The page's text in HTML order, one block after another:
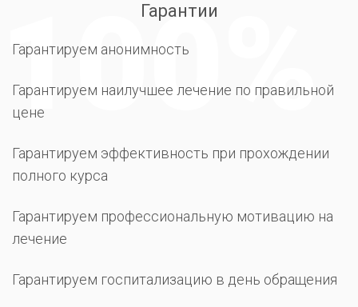
Гарантии
Гарантируем анонимность
Гарантируем наилучшее лечение по правильной
цене
Гарантируем эффективность при прохождении
полного курса
Гарантируем профессиональную мотивацию на
лечение
Гарантируем госпитализацию в день обращения